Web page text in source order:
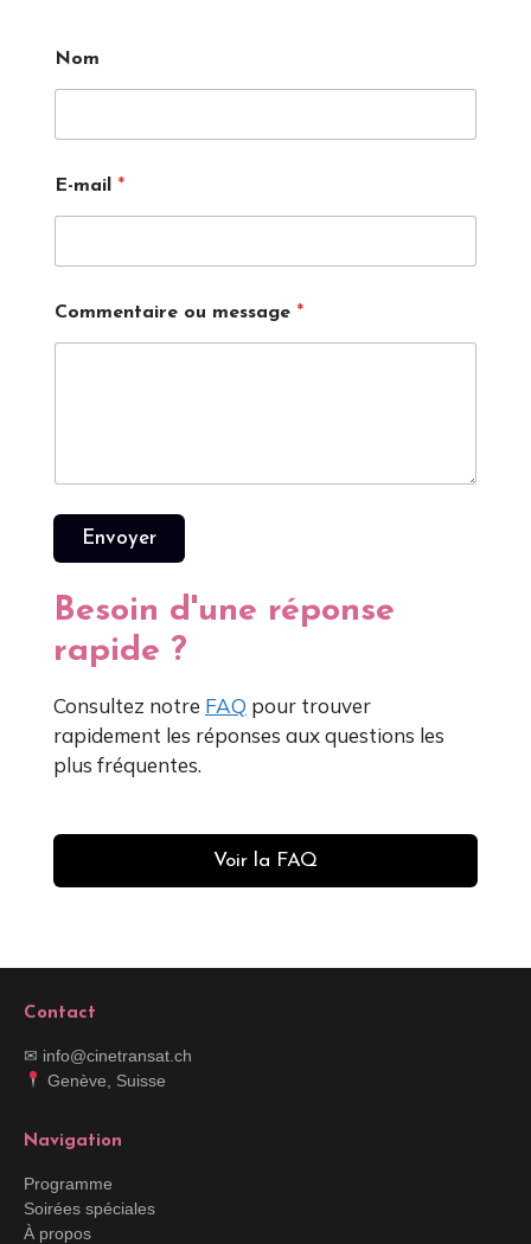
Nom
E-mail *
o
u
Commentaire ou message *
Envoyer
Besoin d'une réponse
rapide ?
Consultez notre FAQ pour trouver
rapidement les réponses aux questions les
plus fréquentes.
Voir la FAQ
Contact
✉ info@cinetransat.ch
Genève, Suisse
Navigation
Programme
Soirées spéciales
À propos